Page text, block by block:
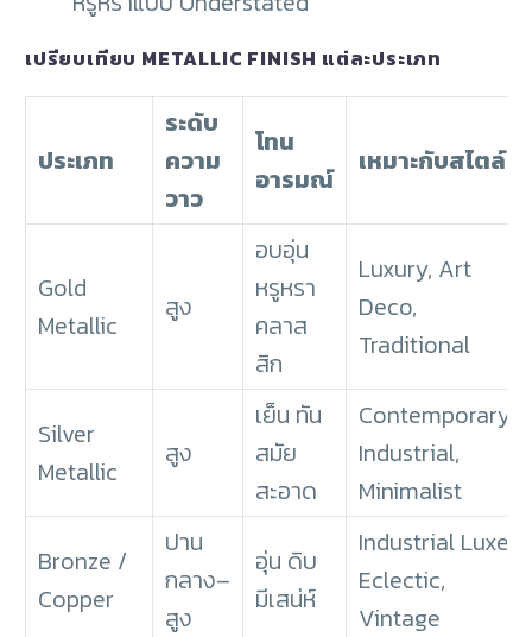
เปรียบเทียบ METALLIC FINISH แต่ละประเภท
ประเภท
ระดับ
ความ
วาว
โทน
อารมณ์
เหมาะกับสไตล์
Gold
Metallic
สูง
อบอุ่น
หรูหรา
คลาส
สิก
Luxury, Art
Deco,
Traditional
Silver
Metallic
สูง
เย็น ทัน
สมัย
สะอาด
Contemporary,
Industrial,
Minimalist
Bronze /
Copper
ปาน
กลาง–
สูง
อุ่น ดิบ
มีเสน่ห์
Industrial Luxe,
Eclectic,
Vintage